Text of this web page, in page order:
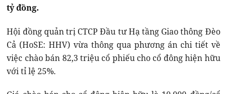
tỷ đồng.
Hội đồng quản trị CTCP Đầu tư Hạ tầng Giao thông Đèo
Cả (HoSE: HHV) vừa thông qua phương án chi tiết về
việc chào bán 82,3 triệu cổ phiếu cho cổ đông hiện hữu
với tỉ lệ 25%.